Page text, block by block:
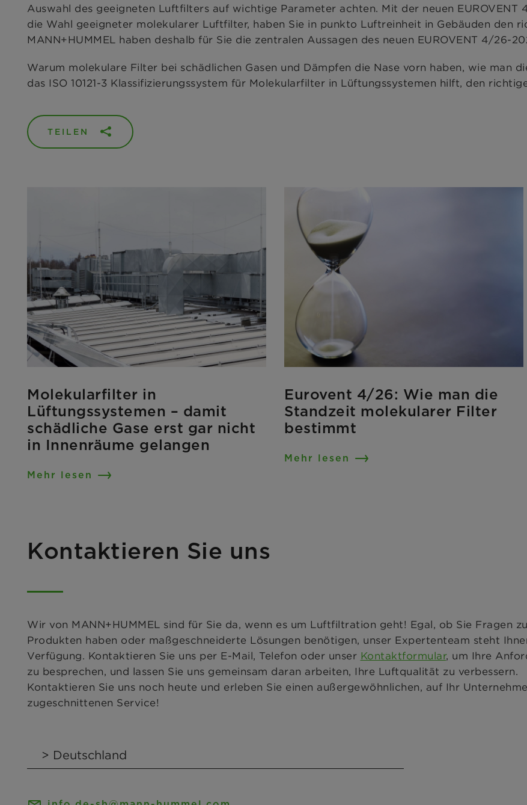
Auswahl des geeigneten Luftfilters auf wichtige Parameter achten. Mit der neuen
die Wahl geeigneter molekularer Luftfilter, haben Sie in punkto Luftreinheit in Gebäuden den
MANN+HUMMEL haben deshalb für Sie die zentralen Aussagen des neuen EUROVENT 4/26-
Warum molekulare Filter bei schädlichen Gasen und Dämpfen die Nase vorn haben, wie man
das ISO 10121-3 Klassifizierungssystem für Molekularfilter in Lüftungssystemen hilft, den
TEILEN
Molekularfilter in
Lüftungssystemen – damit
schädliche Gase erst gar nicht
in Innenräume gelangen
Mehr lesen
Eurovent 4/26: Wie man die
Standzeit molekularer Filter
bestimmt
Mehr lesen
Kontaktieren Sie uns
Wir von MANN+HUMMEL sind für Sie da, wenn es um Luftfiltration geht! Egal, ob Sie Fragen
Produkten haben oder maßgeschneiderte Lösungen benötigen, unser Expertenteam steht
Verfügung. Kontaktieren Sie uns per E-Mail, Telefon oder unser Kontaktformular, um Ihre
zu besprechen, und lassen Sie uns gemeinsam daran arbeiten, Ihre Luftqualität zu verbessern.
Kontaktieren Sie uns noch heute und erleben Sie einen außergewöhnlichen, auf Ihr
zugeschnittenen Service!